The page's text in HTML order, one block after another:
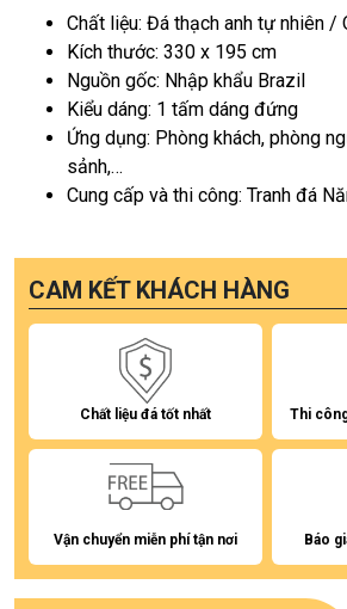
Chất liệu: Đá thạch anh tự nhiên /
Kích thước: 330 x 195 cm
Nguồn gốc: Nhập khẩu Brazil
Kiểu dáng: 1 tấm dáng đứng
Ứng dụng: Phòng khách, phòng
sảnh,…
Cung cấp và thi công: Tranh đá
CAM KẾT KHÁCH HÀNG
Chất liệu đá tốt nhất Thi
Vận chuyển miễn phí tận nơi Báo